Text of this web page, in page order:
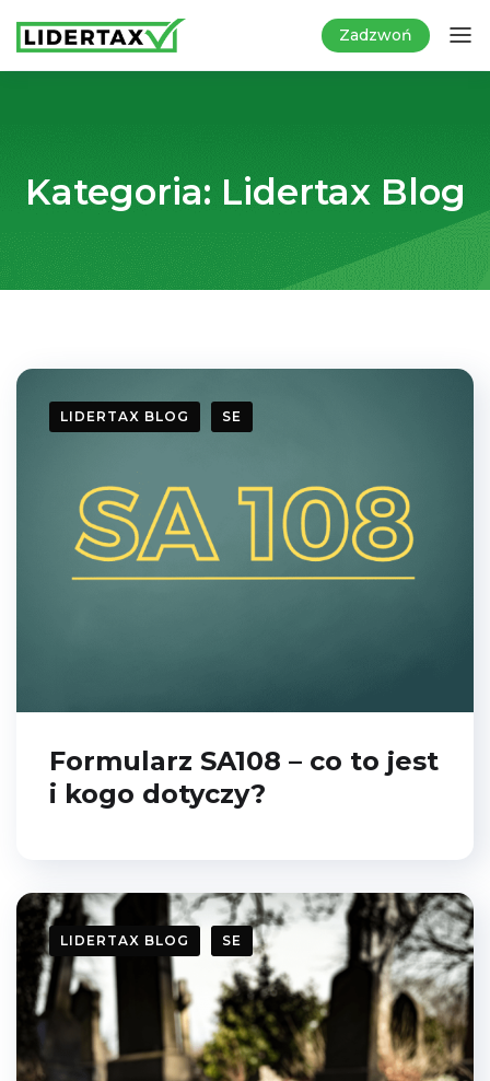
Zadzwoń
Kategoria: Lidertax Blog
LIDERTAX BLOG SE
Formularz SA108 – co to jest
i kogo dotyczy?
LIDERTAX BLOG SE